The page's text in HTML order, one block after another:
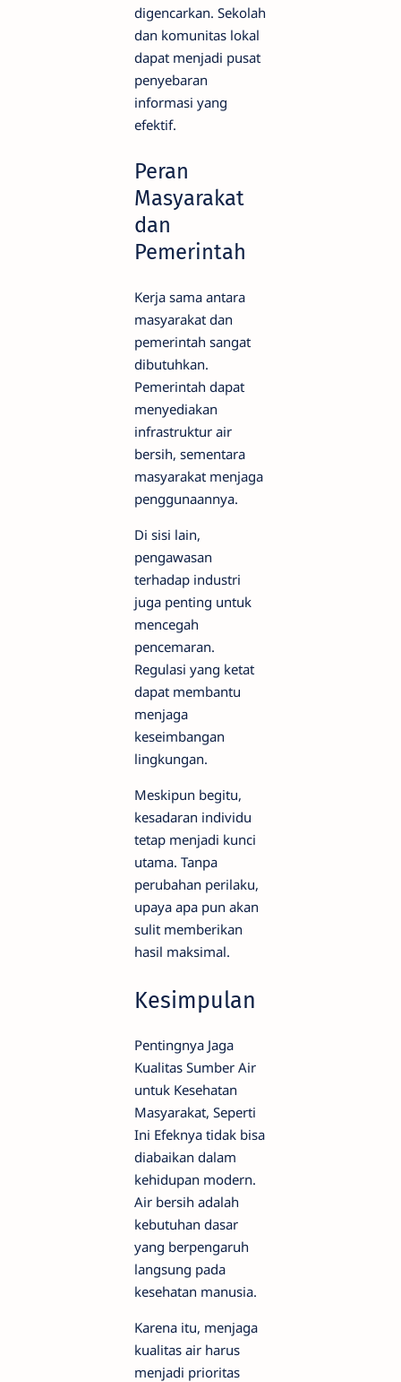
digencarkan. Sekolah
dan komunitas lokal
dapat menjadi pusat
penyebaran
informasi yang
efektif.
Peran
Masyarakat
dan
Pemerintah
Kerja sama antara
masyarakat dan
pemerintah sangat
dibutuhkan.
Pemerintah dapat
menyediakan
infrastruktur air
bersih, sementara
masyarakat menjaga
penggunaannya.
Di sisi lain,
pengawasan
terhadap industri
juga penting untuk
mencegah
pencemaran.
Regulasi yang ketat
dapat membantu
menjaga
keseimbangan
lingkungan.
Meskipun begitu,
kesadaran individu
tetap menjadi kunci
utama. Tanpa
perubahan perilaku,
upaya apa pun akan
sulit memberikan
hasil maksimal.
Kesimpulan
Pentingnya Jaga
Kualitas Sumber Air
untuk Kesehatan
Masyarakat, Seperti
Ini Efeknya tidak bisa
diabaikan dalam
kehidupan modern.
Air bersih adalah
kebutuhan dasar
yang berpengaruh
langsung pada
kesehatan manusia.
Karena itu, menjaga
kualitas air harus
menjadi prioritas